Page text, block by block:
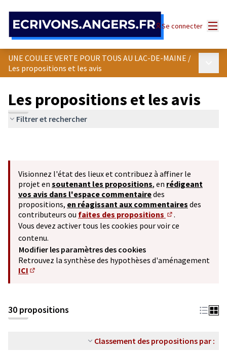
Se connecter
UNE COULEE VERTE POUR TOUS AU LAC-DE-MAINE /
Les propositions et les avis
Les propositions et les avis
Filtrer et rechercher
Visionnez l'état des lieux et contribuez à affiner le
projet en soutenant les propositions, en rédigeant
vos avis dans l'espace commentairedes
propositions, en réagissant aux commentaires des
contributeurs ou faites des propositions
(S'ouvre dans
.
Vous devez activer tous les cookies pour voir ce
contenu.
Modifier les paramètres des cookies
Retrouvez la synthèse des hypothèses d'aménagement
ICI
30 propositions
Classement des propositions par :